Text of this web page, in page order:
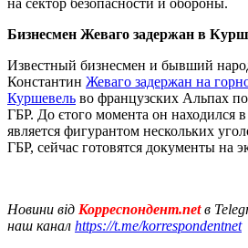
Бизнесмен Жеваго задержан в
Известный бизнесмен и бывший
Константин Жеваго задержан на
Куршевель во французских Альпах по
ГБР. До єтого момента он находился
является фигурантом нескольких
ГБР, сейчас готовятся документы на
Новини від Корреспондент.netв
наш канал https://t.me/korrespondentnet